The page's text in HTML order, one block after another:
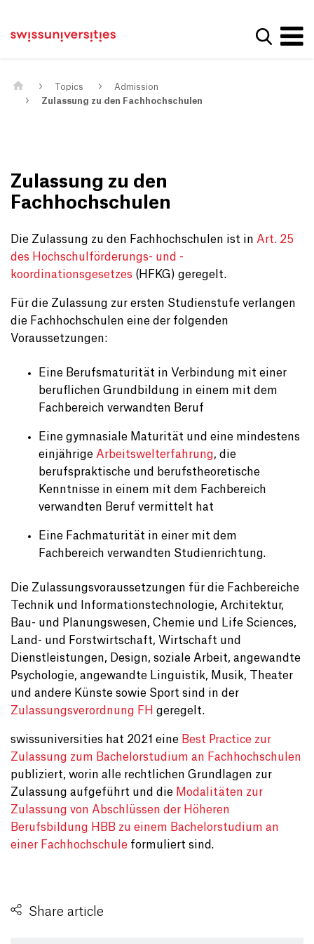
Main Navigation
Content
Meta Navigation
Show
Topics
Admission
Zulassung zu den Fachhochschulen
Zulassung zu den
Fachhochschulen
Die Zulassung zu den Fachhochschulen ist in Art. 25
des Hochschulförderungs- und -
koordinationsgesetzes (HFKG) geregelt.
Für die Zulassung zur ersten Studienstufe verlangen
die Fachhochschulen eine der folgenden
Voraussetzungen:
Eine Berufsmaturität in Verbindung mit einer
beruflichen Grundbildung in einem mit dem
Fachbereich verwandten Beruf
Eine gymnasiale Maturität und eine mindestens
einjährige Arbeitswelterfahrung, die
berufspraktische und berufstheoretische
Kenntnisse in einem mit dem Fachbereich
verwandten Beruf vermittelt hat
Eine Fachmaturität in einer mit dem
Fachbereich verwandten Studienrichtung.
Die Zulassungsvoraussetzungen für die Fachbereiche
Technik und Informationstechnologie, Architektur,
Bau- und Planungswesen, Chemie und Life Sciences,
Land- und Forstwirtschaft, Wirtschaft und
Dienstleistungen, Design, soziale Arbeit, angewandte
Psychologie, angewandte Linguistik, Musik, Theater
und andere Künste sowie Sport sind in der
Zulassungsverordnung FH geregelt.
swissuniversities hat 2021 eine Best Practice zur
Zulassung zum Bachelorstudium an Fachhochschulen
publiziert, worin alle rechtlichen Grundlagen zur
Zulassung aufgeführt und die Modalitäten zur
Zulassung von Abschlüssen der Höheren
Berufsbildung HBB zu einem Bachelorstudium an
einer Fachhochschule formuliert sind.
Share article